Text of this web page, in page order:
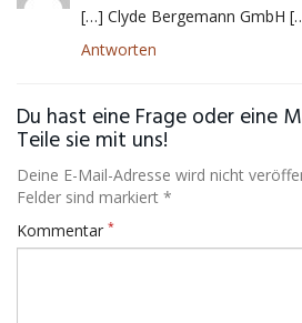
[…] Clyde Bergemann GmbH
Antworten
Du hast eine Frage oder eine
Teile sie mit uns!
Deine E-Mail-Adresse wird nicht
Felder sind markiert *
Kommentar *